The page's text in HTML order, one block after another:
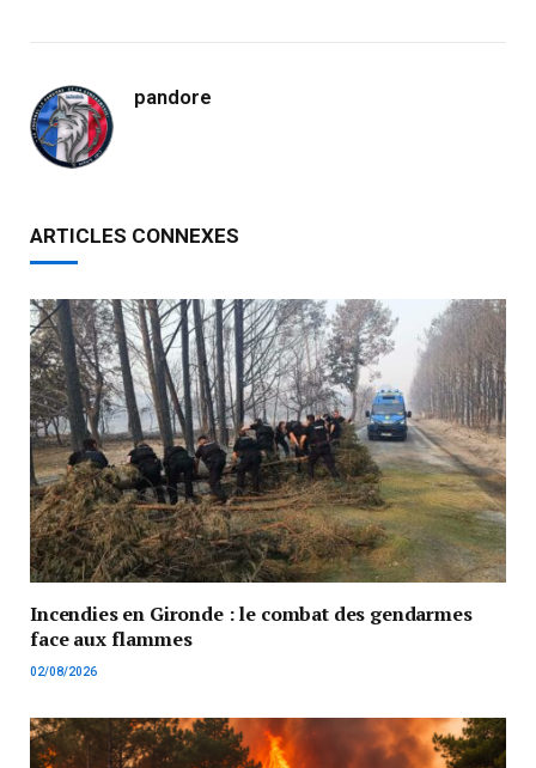
pandore
ARTICLES CONNEXES
Incendies en Gironde : le combat des gendarmes
face aux flammes
02/08/2026